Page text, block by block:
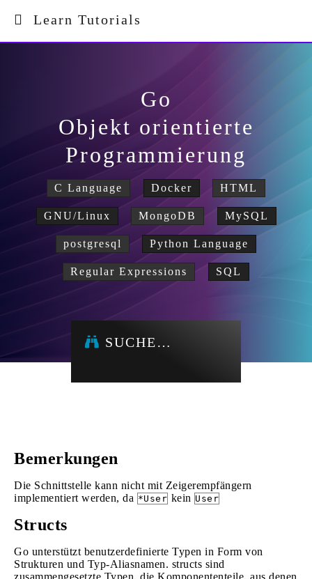
Learn Tutorials
Go
Objekt orientierte
Programmierung
C Language Docker HTML
GNU/Linux MongoDB MySQL
postgresql Python Language
Regular Expressions SQL
SUCHE…
Bemerkungen
Die Schnittstelle kann nicht mit Zeigerempfängern
implementiert werden, da *User kein User
Structs
Go unterstützt benutzerdefinierte Typen in Form von
Strukturen und Typ-Aliasnamen. structs sind
zusammengesetzte Typen, die Komponententeile, aus denen